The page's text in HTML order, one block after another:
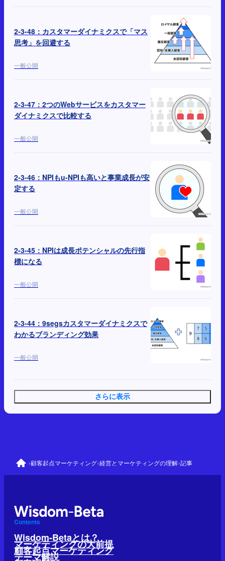
2-3-48：カスタマーダイナミクスで「マス
思考」を回避する
一般公開
2-3-47：2つのWebサービスをカスタマー
ダイナミクスで比較する
一般公開
2-3-46：NPIもu-NPIも高いと事業成長が安
定する
一般公開
2-3-45：NPIは成長ポテンシャルの先行指
標になる
一般公開
2-3-44：9segsカスタマーダイナミクスで
わかるブランディング効果
一般公開
さらに表示
›顧客起点マーケティング›経営とマーケティングの理解›記事
Contents
Wisdom-Betaとは？
マーケティングの大前提
顧客起点マーケティング
テーマ解説